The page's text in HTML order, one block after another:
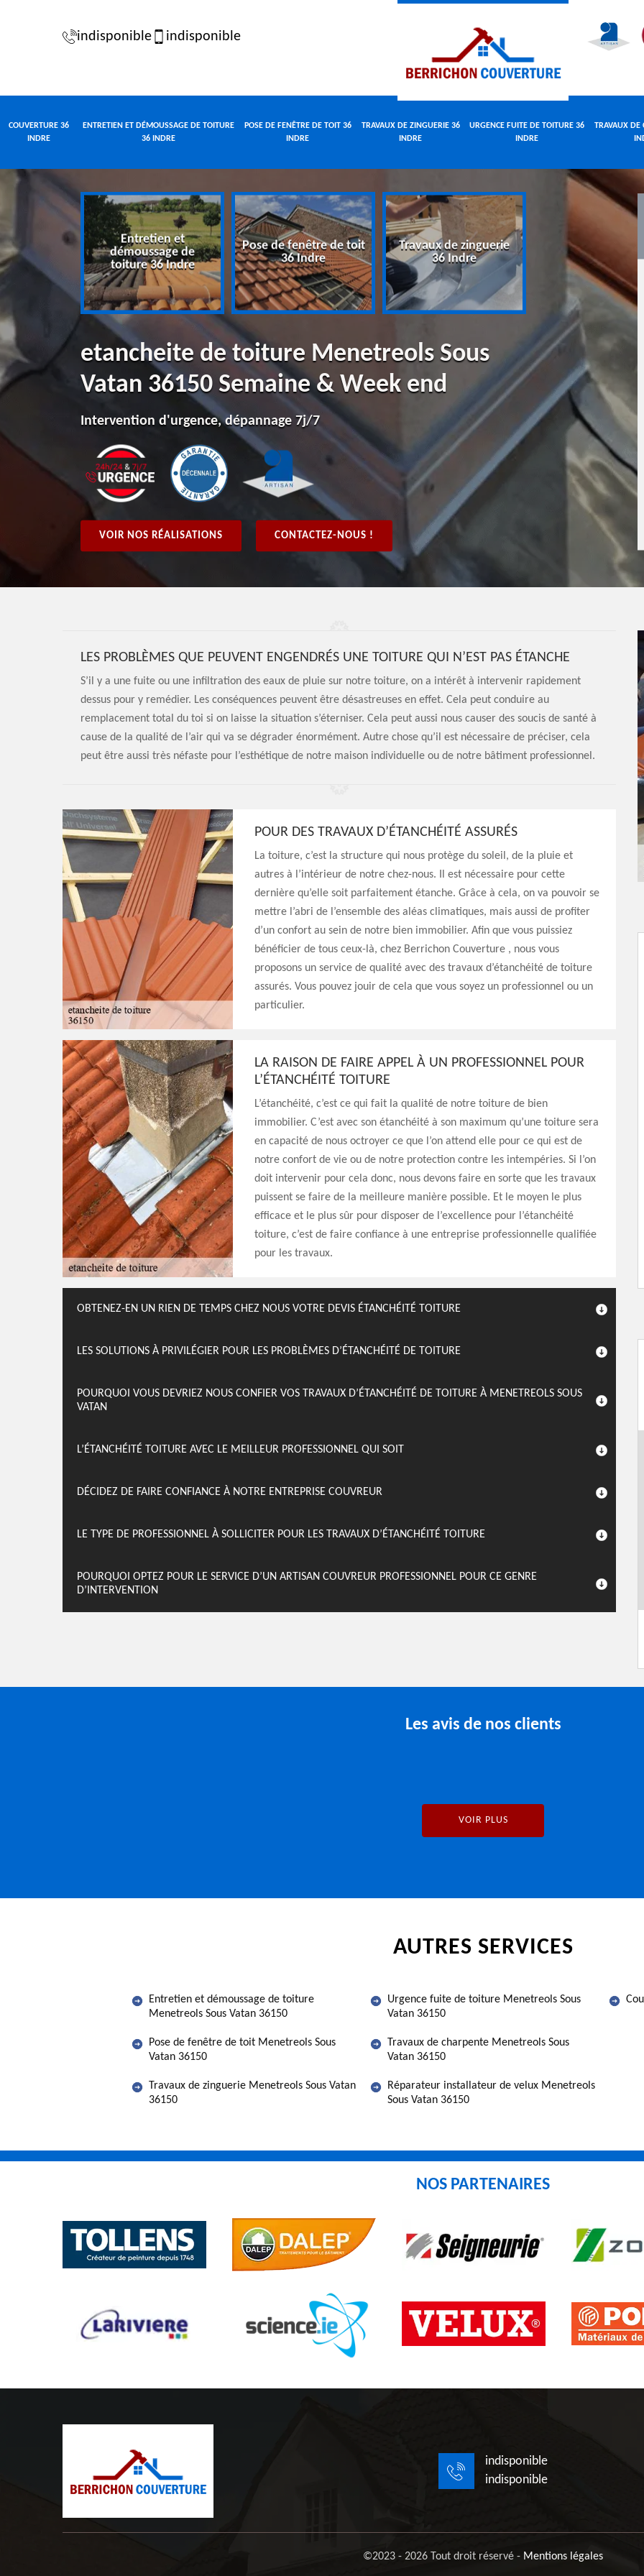
indisponible indisponible
COUVERTURE 36
INDRE
ENTRETIEN ET DÉMOUSSAGE DE TOITURE
36 INDRE
POSE DE FENÊTRE DE TOIT 36
INDRE
TRAVAUX DE ZINGUERIE 36
INDRE
URGENCE FUITE DE TOITURE 36
INDRE
TRAVAUX DE
36 Indre
Entretien et
démoussage de
toiture 36 Indre
Pose de fenêtre de toit
36 Indre
Travaux de zinguerie
36 Indre
Urgence fuite de
toiture 36
etancheite de toiture Menetreols Sous
Vatan 36150 Semaine & Week end
Intervention d'urgence, dépannage 7j/7
VOIR NOS RÉALISATIONS CONTACTEZ-NOUS !
LES PROBLÈMES QUE PEUVENT ENGENDRÉS UNE TOITURE QUI N’EST PAS ÉTANCHE
S’il y a une fuite ou une infiltration des eaux de pluie sur notre toiture, on a intérêt à intervenir rapidement
dessus pour y remédier. Les conséquences peuvent être désastreuses en effet. Cela peut conduire au
remplacement total du toi si on laisse la situation s’éterniser. Cela peut aussi nous causer des soucis de santé à
cause de la qualité de l’air qui va se dégrader énormément. Autre chose qu’il est nécessaire de préciser, cela
peut être aussi très néfaste pour l’esthétique de notre maison individuelle ou de notre bâtiment professionnel.
POUR DES TRAVAUX D’ÉTANCHÉITÉ ASSURÉS
La toiture, c’est la structure qui nous protège du soleil, de la pluie et
autres à l’intérieur de notre chez-nous. Il est nécessaire pour cette
dernière qu’elle soit parfaitement étanche. Grâce à cela, on va pouvoir se
mettre l’abri de l’ensemble des aléas climatiques, mais aussi de profiter
d’un confort au sein de notre bien immobilier. Afin que vous puissiez
bénéficier de tous ceux-là, chez Berrichon Couverture , nous vous
proposons un service de qualité avec des travaux d’étanchéité de toiture
assurés. Vous pouvez jouir de cela que vous soyez un professionnel ou un
particulier.
LA RAISON DE FAIRE APPEL À UN PROFESSIONNEL POUR
L’ÉTANCHÉITÉ TOITURE
L’étanchéité, c’est ce qui fait la qualité de notre toiture de bien
immobilier. C’est avec son étanchéité à son maximum qu’une toiture sera
en capacité de nous octroyer ce que l’on attend elle pour ce qui est de
notre confort de vie ou de notre protection contre les intempéries. Si l’on
doit intervenir pour cela donc, nous devons faire en sorte que les travaux
puissent se faire de la meilleure manière possible. Et le moyen le plus
efficace et le plus sûr pour disposer de l’excellence pour l’étanchéité
toiture, c’est de faire confiance à une entreprise professionnelle qualifiée
pour les travaux.
OBTENEZ-EN UN RIEN DE TEMPS CHEZ NOUS VOTRE DEVIS ÉTANCHÉITÉ TOITURE
LES SOLUTIONS À PRIVILÉGIER POUR LES PROBLÈMES D’ÉTANCHÉITÉ DE TOITURE
POURQUOI VOUS DEVRIEZ NOUS CONFIER VOS TRAVAUX D’ÉTANCHÉITÉ DE TOITURE À MENETREOLS SOUS
VATAN
L’ÉTANCHÉITÉ TOITURE AVEC LE MEILLEUR PROFESSIONNEL QUI SOIT
DÉCIDEZ DE FAIRE CONFIANCE À NOTRE ENTREPRISE COUVREUR
LE TYPE DE PROFESSIONNEL À SOLLICITER POUR LES TRAVAUX D’ÉTANCHÉITÉ TOITURE
POURQUOI OPTEZ POUR LE SERVICE D’UN ARTISAN COUVREUR PROFESSIONNEL POUR CE GENRE
D’INTERVENTION
Les avis de nos clients
VOIR PLUS
AUTRES SERVICES
Entretien et démoussage de toiture
Menetreols Sous Vatan 36150
Pose de fenêtre de toit Menetreols Sous
Vatan 36150
Travaux de zinguerie Menetreols Sous Vatan
36150
Urgence fuite de toiture Menetreols Sous
Vatan 36150
Travaux de charpente Menetreols Sous
Vatan 36150
Réparateur installateur de velux Menetreols
Sous Vatan 36150
NOS PARTENAIRES
indisponible
indisponible
©2023 - 2026 Tout droit réservé - Mentions légales